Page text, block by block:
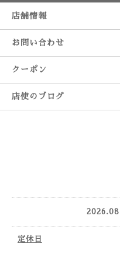
店舗情報
お問い合わせ
クーポン
店使のブログ
定休日